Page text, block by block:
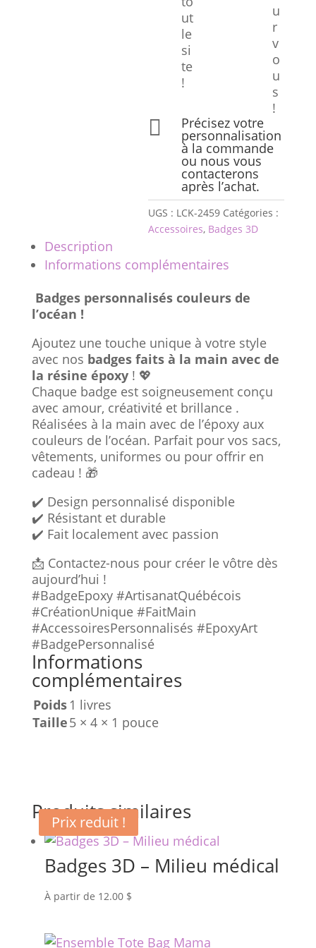
ut
le
si
te
!
u
r
v
o
u
s
!
 Précisez votre
personnalisation
à la commande
ou nous vous
contacterons
après l’achat.
UGS : LCK-2459 Catégories :
Accessoires, Badges 3D
Description
Informations complémentaires
Badges personnalisés couleurs de
l’océan !
Ajoutez une touche unique à votre style
avec nos badges faits à la main avec de
la résine époxy! 💖
Chaque badge est soigneusement conçu
avec amour, créativité et brillance .
Réalisées à la main avec de l’époxy aux
couleurs de l’océan. Parfait pour vos sacs,
vêtements, uniformes ou pour offrir en
cadeau ! 🎁
✔️ Design personnalisé disponible
✔️ Résistant et durable
✔️ Fait localement avec passion
📩 Contactez-nous pour créer le vôtre dès
aujourd’hui !
#BadgeEpoxy #ArtisanatQuébécois
#CréationUnique #FaitMain
#AccessoiresPersonnalisés #EpoxyArt
#BadgePersonnalisé
Informations
complémentaires
Poids 1 livres
Taille5 × 4 × 1 pouce
Produits similaires
Badges 3D – Milieu médical
À partir de 12.00 $
Prix reduit !